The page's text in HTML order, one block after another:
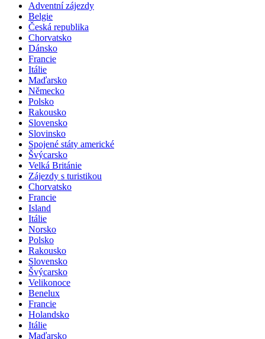
Adventní zájezdy
Belgie
Česká republika
Chorvatsko
Dánsko
Francie
Itálie
Maďarsko
Německo
Polsko
Rakousko
Slovensko
Slovinsko
Spojené státy americké
Švýcarsko
Velká Británie
Zájezdy s turistikou
Chorvatsko
Francie
Island
Itálie
Norsko
Polsko
Rakousko
Slovensko
Švýcarsko
Velikonoce
Benelux
Francie
Holandsko
Itálie
Maďarsko